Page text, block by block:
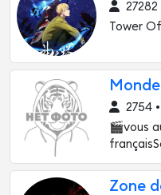
27282
Tower
2754
🎬vous
Zone